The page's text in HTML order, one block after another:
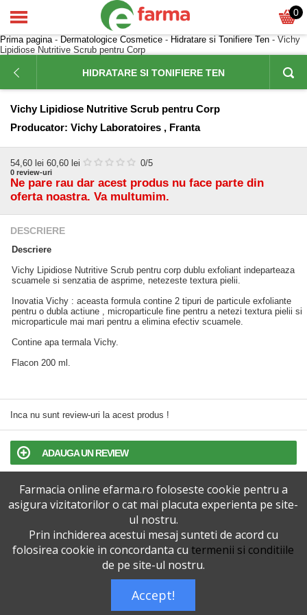
0
Prima pagina- Dermatologice Cosmetice - Hidratare si Tonifiere Ten - Vichy
Lipidiose Nutritive Scrub pentru Corp
HIDRATARE SI TONIFIERE TEN
Vichy Lipidiose Nutritive Scrub pentru Corp
Producator: Vichy Laboratoires , Franta
54,60 lei 60,60 lei 0/5
0 review-uri
Ne pare rau dar acest produs nu face parte din
oferta noastra. Va multumim.
DESCRIERE
Descriere
Vichy Lipidiose Nutritive Scrub pentru corp dublu exfoliant indeparteaza
scuamele si senzatia de asprime, netezeste textura pielii.
Inovatia Vichy : aceasta formula contine 2 tipuri de particule exfoliante
pentru o dubla actiune , microparticule fine pentru a netezi textura pielii si
microparticule mai mari pentru a elimina efectiv scuamele.
Contine apa termala Vichy.
Flacon 200 ml.
Inca nu sunt review-uri la acest produs !
ADAUGA UN REVIEW
TERMENI SI CONDITII
POLITICA DE CONFIDENTIALITATE
VERSIUNEA DESKTOP
Farmacia online efarma.ro foloseste cookie pentru a
asigura vizitatorilor o cat mai placuta experienta pe site-
ul nostru.
Prin inchiderea acestui mesaj sunteti de acord cu
folosirea cookie in concordanta cu termenii si conditiile
de pe site-ul nostru.
Accept!